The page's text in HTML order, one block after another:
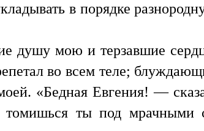
в порядке
душу мою и терзавшие
во всем теле;
«Бедная Евгения! —
томишься ты под мрачными